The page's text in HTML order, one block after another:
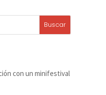
con un minifestival